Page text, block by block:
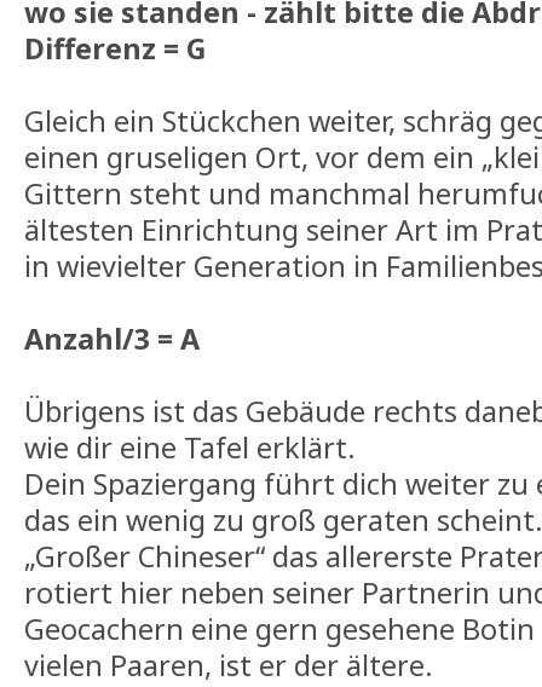
wo sie standen - zählt bitte die
Differenz = G
Gleich ein Stückchen weiter, schräg
einen gruseligen Ort, vor dem ein
Gittern steht und manchmal
ältesten Einrichtung seiner Art im
in wievielter Generation in
Anzahl/3 = A
Übrigens ist das Gebäude rechts
wie dir eine Tafel erklärt.
Dein Spaziergang führt dich weiter zu
das ein wenig zu groß geraten
„Großer Chineser“ das allererste
rotiert hier neben seiner Partnerin
Geocachern eine gern gesehene Botin
vielen Paaren, ist er der ältere.